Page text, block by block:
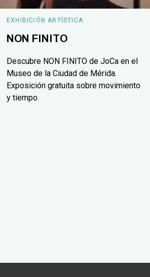
EXHIBICIÓN ARTÍSTICA
NON FINITO
Descubre NON FINITO de JoCa en el
Museo de la Ciudad de Mérida.
Exposición gratuita sobre movimiento
y tiempo.